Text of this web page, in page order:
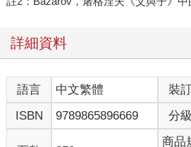
詳細資料
語言 中文繁體
裝
ISBN
9789865896669 分級
商品